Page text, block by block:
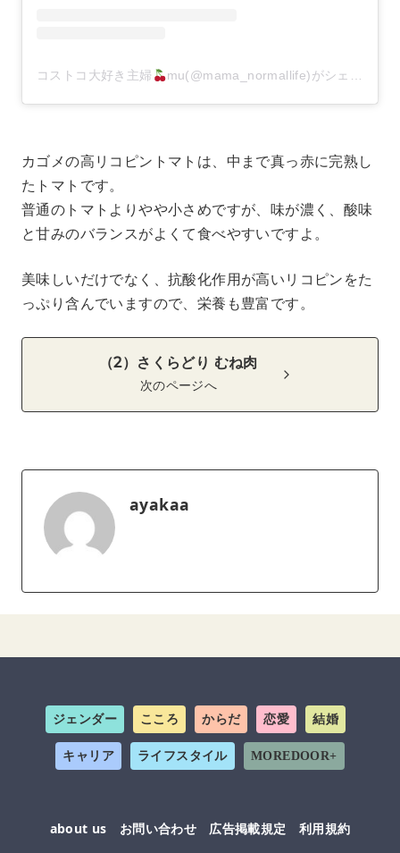
コストコ大好き主婦 mu(@mama_normallife)がシェアした投稿
カゴメの高リコピントマトは、中まで真っ赤に完熟し
たトマトです。
普通のトマトよりやや小さめですが、味が濃く、酸味
と甘みのバランスがよくて食べやすいですよ。
美味しいだけでなく、抗酸化作用が高いリコピンをた
っぷり含んでいますので、栄養も豊富です。
（2）さくらどり むね肉
次のページへ
ayakaa
ジェンダー こころ からだ 恋愛 結婚
キャリア ライフスタイル MOREDOOR+
about us お問い合わせ 広告掲載規定 利用規約